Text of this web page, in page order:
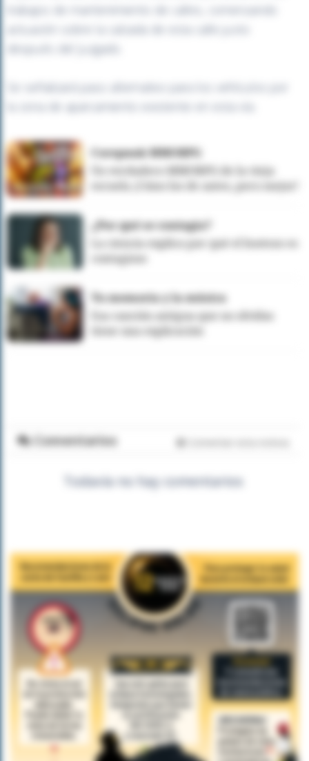
trabajos de mantenimiento de calles, comenzando
después del Juzgado.
Se señalizará paso alternativo para los vehículos por
la zona de aparcamiento existente en esta vía.
Corepunk MMORPG
Un verdadero MMORPG de la vieja
escuela ¡Cómo los de antes, pero mejor!
¿Por qué se contagia?
La ciencia explica por qué el bostezo es
contagioso
Tu memoria y la música
Esa canción antigua que no olvidas
tiene una explicación
Comentarios
Todavía no hay comentarios